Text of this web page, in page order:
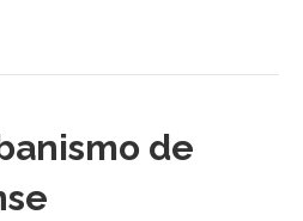
de